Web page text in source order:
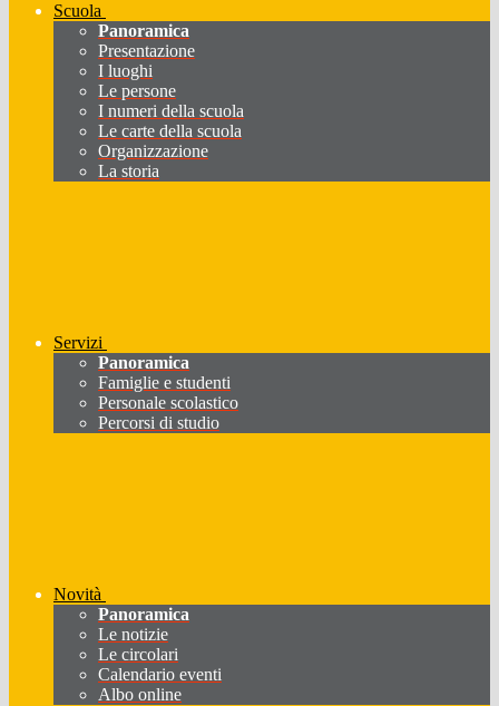
Scuola
Panoramica
Presentazione
I luoghi
Le persone
I numeri della scuola
Le carte della scuola
Organizzazione
La storia
Servizi
Panoramica
Famiglie e studenti
Personale scolastico
Percorsi di studio
Novità
Panoramica
Le notizie
Le circolari
Calendario eventi
Albo online